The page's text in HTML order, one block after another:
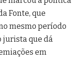
Fonte, que
mesmo período
jurista que dá
em